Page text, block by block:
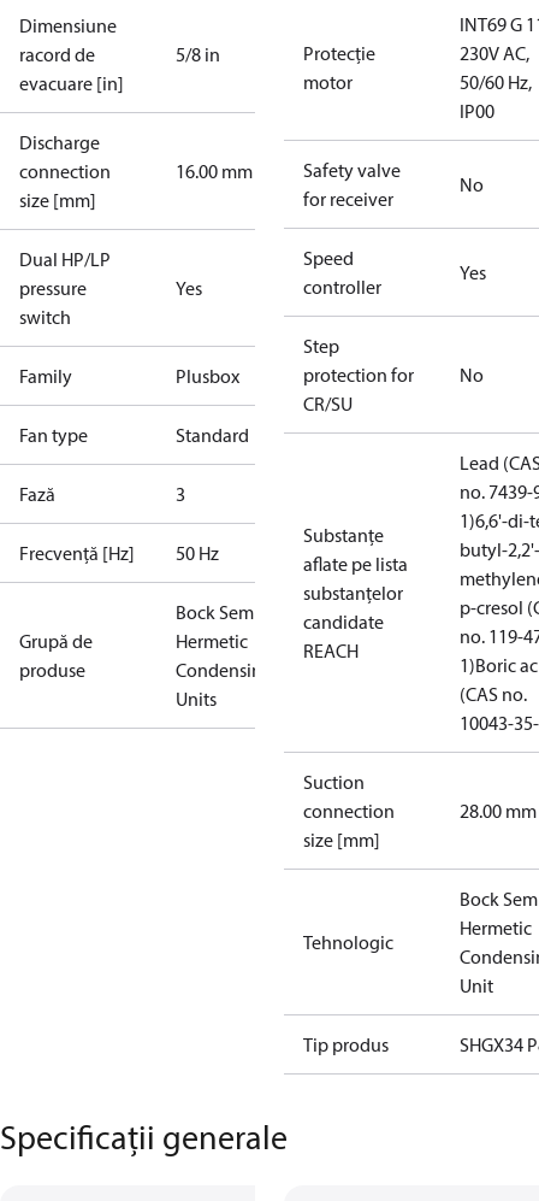
Dimensiune
racord de
evacuare [in]
5/8 in
Discharge
connection
size [mm]
16.00 mm
Dual HP/LP
pressure
switch
Yes
Family Plusbox
Fan type Standard
Fază 3
Frecvență [Hz] 50 Hz
Grupă de
produse
Bock Semi-
Hermetic
Condensing
Units
Protecție
motor
INT69 G
230V AC,
50/60 Hz,
IP00
Safety valve
for receiver
No
Speed
controller
Yes
Step
protection for
CR/SU
No
Substanțe
aflate pe lista
substanțelor
candidate
REACH
Lead
no. 7439-
1)6,6'-di-
butyl-2,2'-
p-cresol
no. 119-
1)Boric
(CAS no.
10043-
Suction
connection
size [mm]
28.00 mm
Tehnologic
Bock
Hermetic
Unit
Tip produs SHGX34
Specificații generale